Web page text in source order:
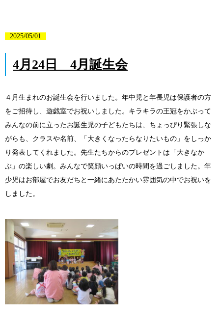
2025/05/01
4月24日 4月誕生会
４月生まれのお誕生会を行いました。年中児と年長児は保護者の方
をご招待し、遊戯室でお祝いしました。キラキラの王冠をかぶって
みんなの前に立ったお誕生児の子どもたちは、ちょっぴり緊張しな
がらも、クラスや名前、「大きくなったらなりたいもの」をしっか
り発表してくれました。先生たちからのプレゼントは「大きなか
ぶ」の楽しい劇。みんなで笑顔いっぱいの時間を過ごしました。年
少児はお部屋でお友だちと一緒にあたたかい雰囲気の中でお祝いを
しました。